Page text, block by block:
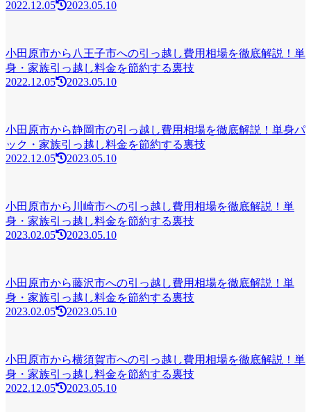
2022.12.05 2023.05.10
小田原市から八王子市への引っ越し費用相場を徹底解説！単
身・家族引っ越し料金を節約する裏技
2022.12.05
2023.05.10
小田原市から静岡市の引っ越し費用相場を徹底解説！単身パ
ック・家族引っ越し料金を節約する裏技
2022.12.05
2023.05.10
小田原市から川崎市への引っ越し費用相場を徹底解説！単
身・家族引っ越し料金を節約する裏技
2023.02.05
2023.05.10
小田原市から藤沢市への引っ越し費用相場を徹底解説！単
身・家族引っ越し料金を節約する裏技
2023.02.05
2023.05.10
小田原市から横須賀市への引っ越し費用相場を徹底解説！単
身・家族引っ越し料金を節約する裏技
2022.12.05
2023.05.10